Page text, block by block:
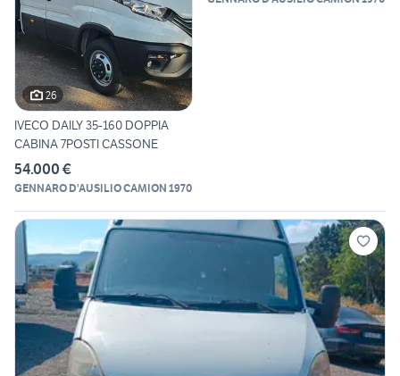
26
IVECO DAILY 35-160 DOPPIA
CABINA 7POSTI CASSONE
54.000 €
GENNARO D'AUSILIO CAMION 1970